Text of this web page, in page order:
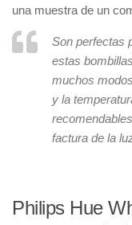
una muestra de un
Son perfectas
estas
muchos
y la
factura de la
Philips Hue